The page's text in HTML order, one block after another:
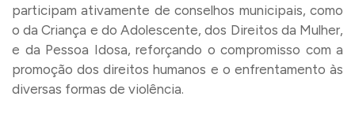
participam ativamente de conselhos municipais, como
o da Criança e do Adolescente, dos Direitos da Mulher,
e da Pessoa Idosa, reforçando o compromisso com a
promoção dos direitos humanos e o enfrentamento às
diversas formas de violência.